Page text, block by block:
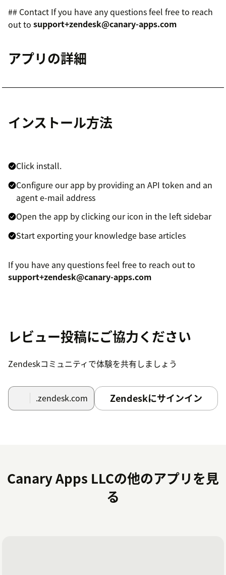
## Contact If you have any questions feel free to reach
out to support+zendesk@canary-apps.com
アプリの詳細
インストール方法
Click install.
Configure our app by providing an API token and an
agent e-mail address
Open the app by clicking our icon in the left sidebar
Start exporting your knowledge base articles
If you have any questions feel free to reach out to
support+zendesk@canary-apps.com
レビュー投稿にご協力ください
Zendeskコミュニティで体験を共有しましょう
.zendesk.com Zendeskにサインイン
Canary Apps LLCの他のアプリを見
る